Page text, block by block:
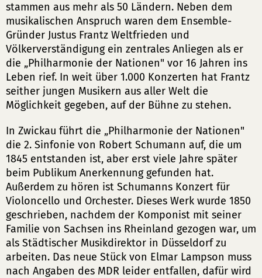
stammen aus mehr als 50 Ländern. Neben dem
musikalischen Anspruch waren dem Ensemble-
Gründer Justus Frantz Weltfrieden und
Völkerverständigung ein zentrales Anliegen als er
die „Philharmonie der Nationen" vor 16 Jahren ins
Leben rief. In weit über 1.000 Konzerten hat Frantz
seither jungen Musikern aus aller Welt die
Möglichkeit gegeben, auf der Bühne zu stehen.
In Zwickau führt die „Philharmonie der Nationen"
die 2. Sinfonie von Robert Schumann auf, die um
1845 entstanden ist, aber erst viele Jahre später
beim Publikum Anerkennung gefunden hat.
Außerdem zu hören ist Schumanns Konzert für
Violoncello und Orchester. Dieses Werk wurde 1850
geschrieben, nachdem der Komponist mit seiner
Familie von Sachsen ins Rheinland gezogen war, um
als Städtischer Musikdirektor in Düsseldorf zu
arbeiten. Das neue Stück von Elmar Lampson muss
nach Angaben des MDR leider entfallen, dafür wird